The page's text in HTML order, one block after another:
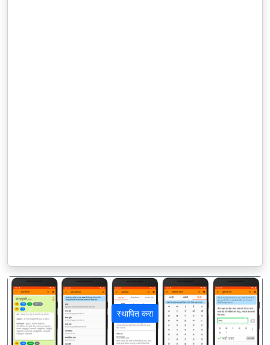
स्थापित करा
पिछला अगला